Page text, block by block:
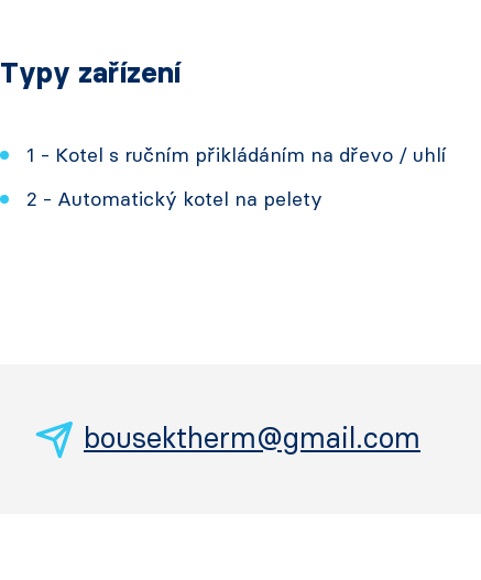
Typy zařízení
1 - Kotel s ručním přikládáním na dřevo / uhlí
2 - Automatický kotel na pelety
bousektherm@gmail.com